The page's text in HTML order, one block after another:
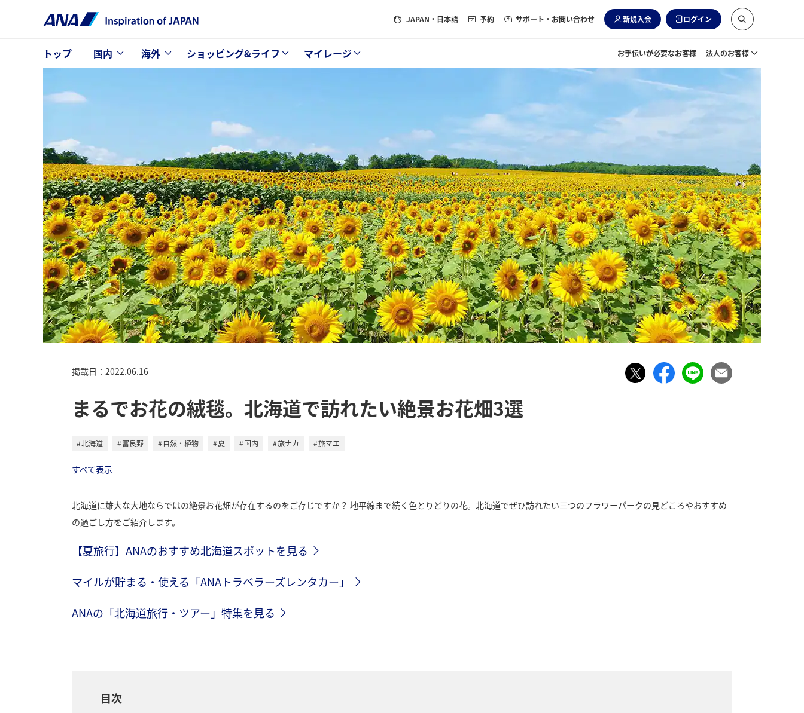
JAPAN ・日本語 予約 サポート・お問い合わせ 新規入会 ログイン
トップ 国内 海外 ショッピング&ライフ マイレージ お手伝いが必要なお客様 法人のお客様
掲載日：2022.06.16
まるでお花の絨毯。北海道で訪れたい絶景お花畑3選
北海道 富良野 自然・植物 夏 国内 旅ナカ
旅マエ
すべて表示
北海道に雄大な大地ならではの絶景お花畑が存在するのをご存じですか？ 地平線まで続く色とりどりの花。北海道でぜひ訪れたい三つのフラワーパークの見どころやおすすめ
の過ごし方をご紹介します。
【夏旅行】ANAのおすすめ北海道スポットを見る
マイルが貯まる・使える「ANAトラベラーズレンタカー」
ANAの「北海道旅行・ツアー」特集を見る
目次